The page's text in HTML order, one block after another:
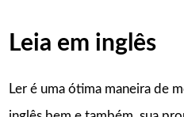
Leia em inglês
Ler é uma ótima maneira de